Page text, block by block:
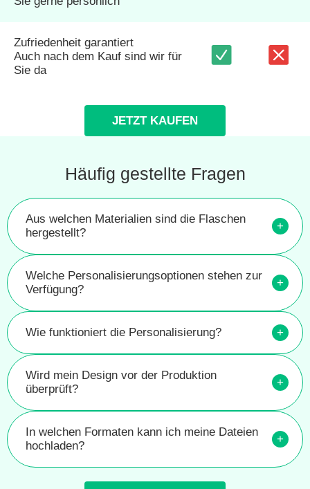
Zufriedenheit garantiert
Auch nach dem Kauf sind wir für
Sie da
JETZT KAUFEN
Häufig gestellte Fragen
Aus welchen Materialien sind die Flaschen
hergestellt?
+
Welche Personalisierungsoptionen stehen zur
Verfügung?
+
Wie funktioniert die Personalisierung? +
Wird mein Design vor der Produktion
überprüft?
+
In welchen Formaten kann ich meine Dateien
hochladen?
+